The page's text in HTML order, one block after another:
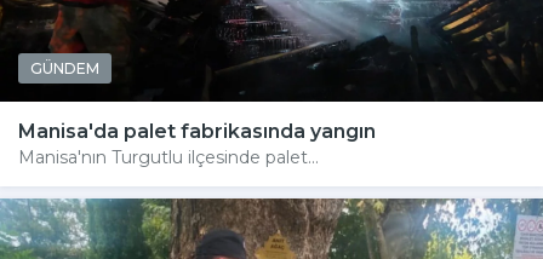
GÜNDEM
Manisa'da palet fabrikasında yangın
Manisa'nın Turgutlu ilçesinde palet...